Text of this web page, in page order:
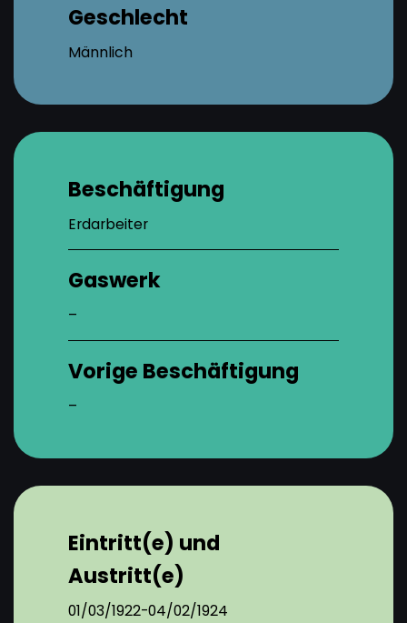
Geschlecht
Männlich
Beschäftigung
Erdarbeiter
Gaswerk
–
Vorige Beschäftigung
–
Eintritt(e) und
Austritt(e)
01/03/1922-04/02/1924